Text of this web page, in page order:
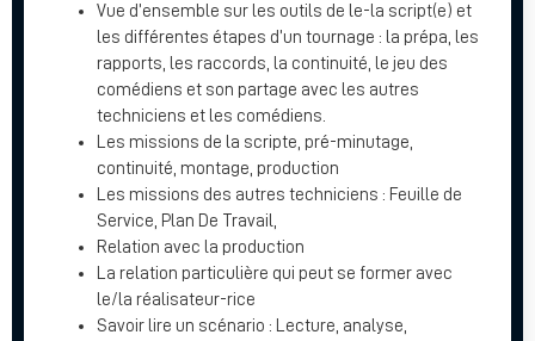
Vue d’ensemble sur les outils de le-la script(e) et
les différentes étapes d’un tournage : la prépa, les
rapports, les raccords, la continuité, le jeu des
comédiens et son partage avec les autres
techniciens et les comédiens.
Les missions de la scripte, pré-minutage,
continuité, montage, production
Les missions des autres techniciens : Feuille de
Service, Plan De Travail,
Relation avec la production
La relation particulière qui peut se former avec
le/la réalisateur-rice
Savoir lire un scénario : Lecture, analyse,